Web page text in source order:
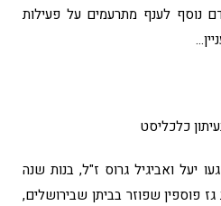
נוסף לענף מתרעמים על פעילות
כלכליסט
8 שנים בינואר 2014 נפגעו יעל ואביגיל גרוס ז"ל, בנות שנה
פוספין שפוזר בביתן שבירושלים,